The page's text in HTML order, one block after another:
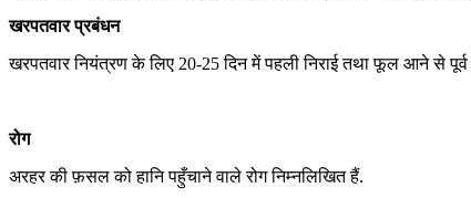
खरपतवार प्रबंधन
खरपतवार नियंत्रण के लिए 20-25 दिन में पहली निराई तथा फूल आने से पूर्व
रोग
अरहर की फ़सल को हानि पहुँचाने वाले रोग निम्नलिखित हैं.